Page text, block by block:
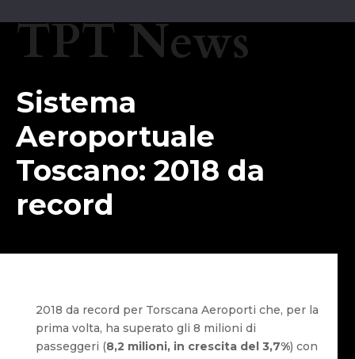
TPT News
Sistema
Aeroportuale
Toscano: 2018 da
record
2018 da record per Torscana Aeroporti che, per la
prima volta, ha superato gli 8 milioni di
passeggeri (8,2 milioni, in crescita del 3,7%) con